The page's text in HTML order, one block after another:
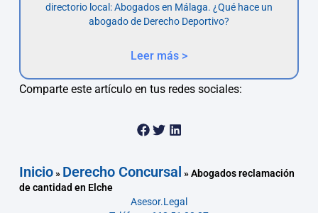
directorio local: Abogados en Málaga. ¿Qué hace un
abogado de Derecho Deportivo?
Leer más >
Comparte este artículo en tus redes sociales:
Inicio» Derecho Concursal »Abogados reclamación
de cantidad en Elche
Asesor.Legal